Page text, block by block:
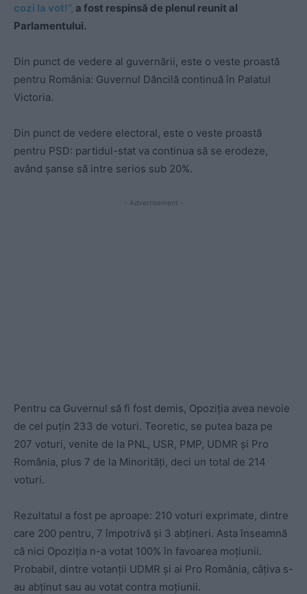
cozi la vot!”, a fost respinsă de plenul reunit al
Parlamentului.
Din punct de vedere al guvernării, este o veste proastă
pentru România: Guvernul Dăncilă continuă în Palatul
Victoria.
Din punct de vedere electoral, este o veste proastă
pentru PSD: partidul-stat va continua să se erodeze,
având șanse să intre serios sub 20%.
- Advertisement -
Pentru ca Guvernul să fi fost demis, Opoziția avea nevoie
de cel puțin 233 de voturi. Teoretic, se putea baza pe
207 voturi, venite de la PNL, USR, PMP, UDMR și Pro
România, plus 7 de la Minorități, deci un total de 214
voturi.
Rezultatul a fost pe aproape: 210 voturi exprimate, dintre
care 200 pentru, 7 împotrivă și 3 abțineri. Asta înseamnă
că nici Opoziția n-a votat 100% în favoarea moțiunii.
Probabil, dintre votanții UDMR și ai Pro România, câțiva s-
au abținut sau au votat contra moțiunii.